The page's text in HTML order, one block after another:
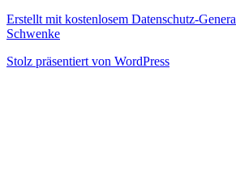
Erstellt mit kostenlosem Datenschutz-
Schwenke
Stolz präsentiert von WordPress